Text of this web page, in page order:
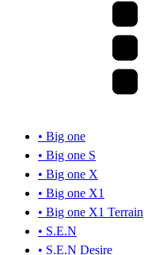
• Big one
• Big one S
• Big one X
• Big one X1
• Big one X1 Terrain
• S.E.N
• S.E.N Desire